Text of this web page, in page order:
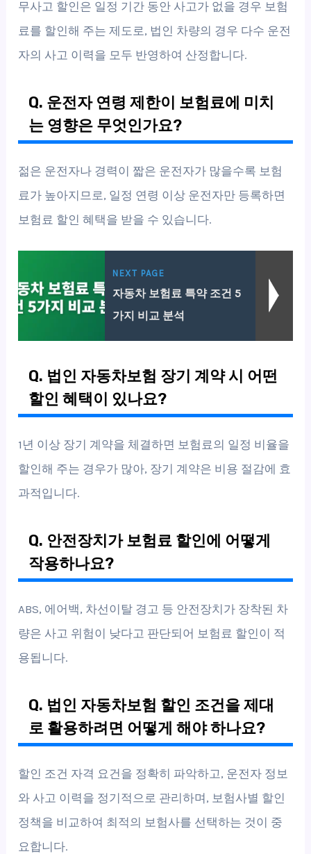
무사고 할인은 일정 기간 동안 사고가 없을 경우 보험
료를 할인해 주는 제도로, 법인 차량의 경우 다수 운전
자의 사고 이력을 모두 반영하여 산정합니다.
Q. 운전자 연령 제한이 보험료에 미치
는 영향은 무엇인가요?
젊은 운전자나 경력이 짧은 운전자가 많을수록 보험
료가 높아지므로, 일정 연령 이상 운전자만 등록하면
보험료 할인 혜택을 받을 수 있습니다.
NEXT PAGE
자동차 보험료 특약 조건 5
가지 비교 분석
Q. 법인 자동차보험 장기 계약 시 어떤
할인 혜택이 있나요?
1년 이상 장기 계약을 체결하면 보험료의 일정 비율을
할인해 주는 경우가 많아, 장기 계약은 비용 절감에 효
과적입니다.
Q. 안전장치가 보험료 할인에 어떻게
작용하나요?
ABS, 에어백, 차선이탈 경고 등 안전장치가 장착된 차
량은 사고 위험이 낮다고 판단되어 보험료 할인이 적
용됩니다.
Q. 법인 자동차보험 할인 조건을 제대
로 활용하려면 어떻게 해야 하나요?
할인 조건 자격 요건을 정확히 파악하고, 운전자 정보
와 사고 이력을 정기적으로 관리하며, 보험사별 할인
정책을 비교하여 최적의 보험사를 선택하는 것이 중
요합니다.